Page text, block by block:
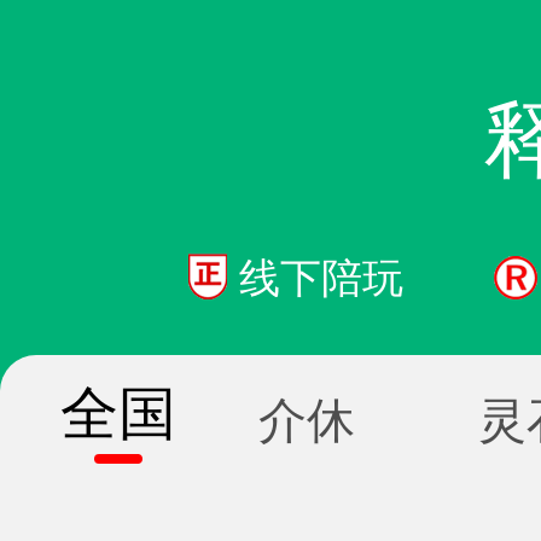
线下陪玩
全国 介休 灵